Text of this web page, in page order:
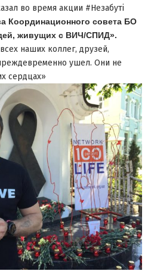
во время акции #Незабуті
Координационного совета БО
живущих с ВИЧ/СПИД».
наших коллег, друзей,
ушел. Они не
сердцах»